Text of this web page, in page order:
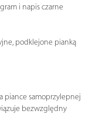
i napis czarne
podklejone pianką
piance samoprzylepnej
bezwzględny